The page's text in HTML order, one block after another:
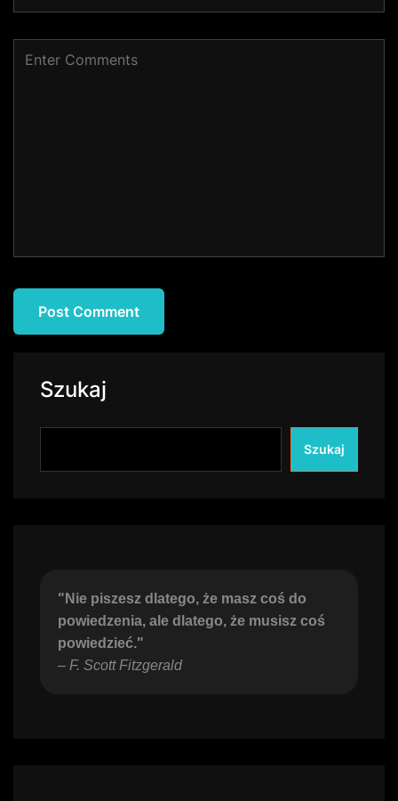
Szukaj
Szukaj
"Nie piszesz dlatego, że masz coś do
powiedzenia, ale dlatego, że musisz coś
powiedzieć."
– F. Scott Fitzgerald